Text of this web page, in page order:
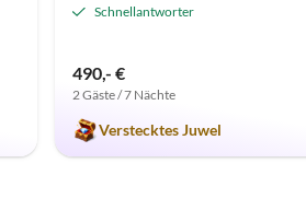
Schnellantworter
490,- €
2 Gäste / 7 Nächte
Verstecktes Juwel